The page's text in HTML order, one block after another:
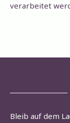
verarbeitet
Bleib auf dem